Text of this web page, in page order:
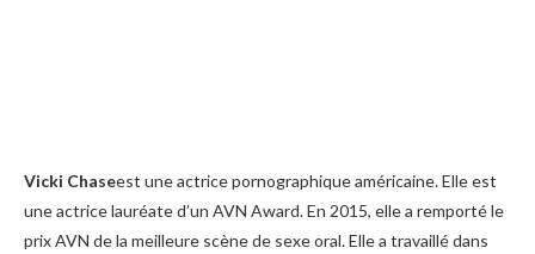
Vicki Chaseest une actrice pornographique américaine. Elle est
une actrice lauréate d’un AVN Award. En 2015, elle a remporté le
prix AVN de la meilleure scène de sexe oral. Elle a travaillé dans